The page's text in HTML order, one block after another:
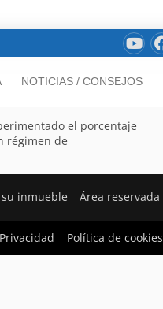
NOTICIAS / CONSEJOS
el porcentaje
régimen de
inmueble Área reservada
Política de cookies